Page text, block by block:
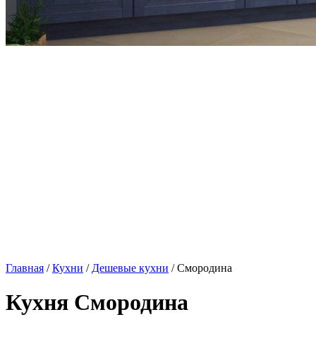
Главная /Кухни / Дешевые кухни / Смородина
Кухня Смородина